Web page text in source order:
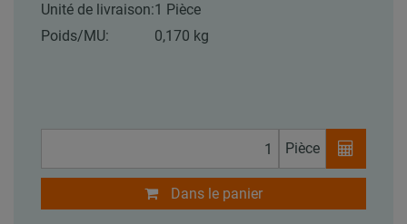
Unité de livraison:1 Pièce
Poids/MU:
0,170 kg
Pièce
Dans le panier